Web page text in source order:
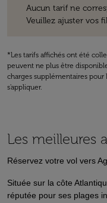
Aucun tarif ne
Veuillez ajuster vos
*Les tarifs affichés ont été
peuvent ne plus être
charges supplémentaires
s'appliquer.
Les meilleures
Réservez votre vol vers
Située sur la côte
réputée pour ses plages